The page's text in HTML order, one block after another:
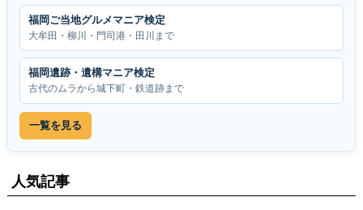
福岡ご当地グルメマニア検定
大牟田・柳川・門司港・田川まで
福岡遺跡・遺構マニア検定
古代のムラから城下町・鉄道跡まで
一覧を見る
人気記事